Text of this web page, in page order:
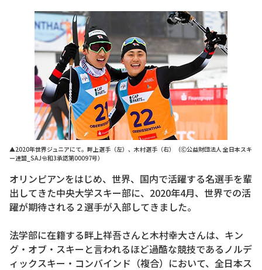
▲2020年世界ジュニアにて。畔上選手（左）、木村選手（右）（Ⓒ公益財団法人 全日本スキ
ー連盟_SAJ令和3承認第00097号）
オリンピアンをはじめ、世界、国内で活躍する名選手を輩
出してきた中央大学スキー部に、2020年4月、世界での活
躍が期待される２選手が入部してきました。
法学部に在籍する畔上祥吾さんと木村幸大さんは、キン
グ・オブ・スキーと言われるほど過酷な競技であるノルデ
ィックスキー・コンバインド（複合）において、全日本ス